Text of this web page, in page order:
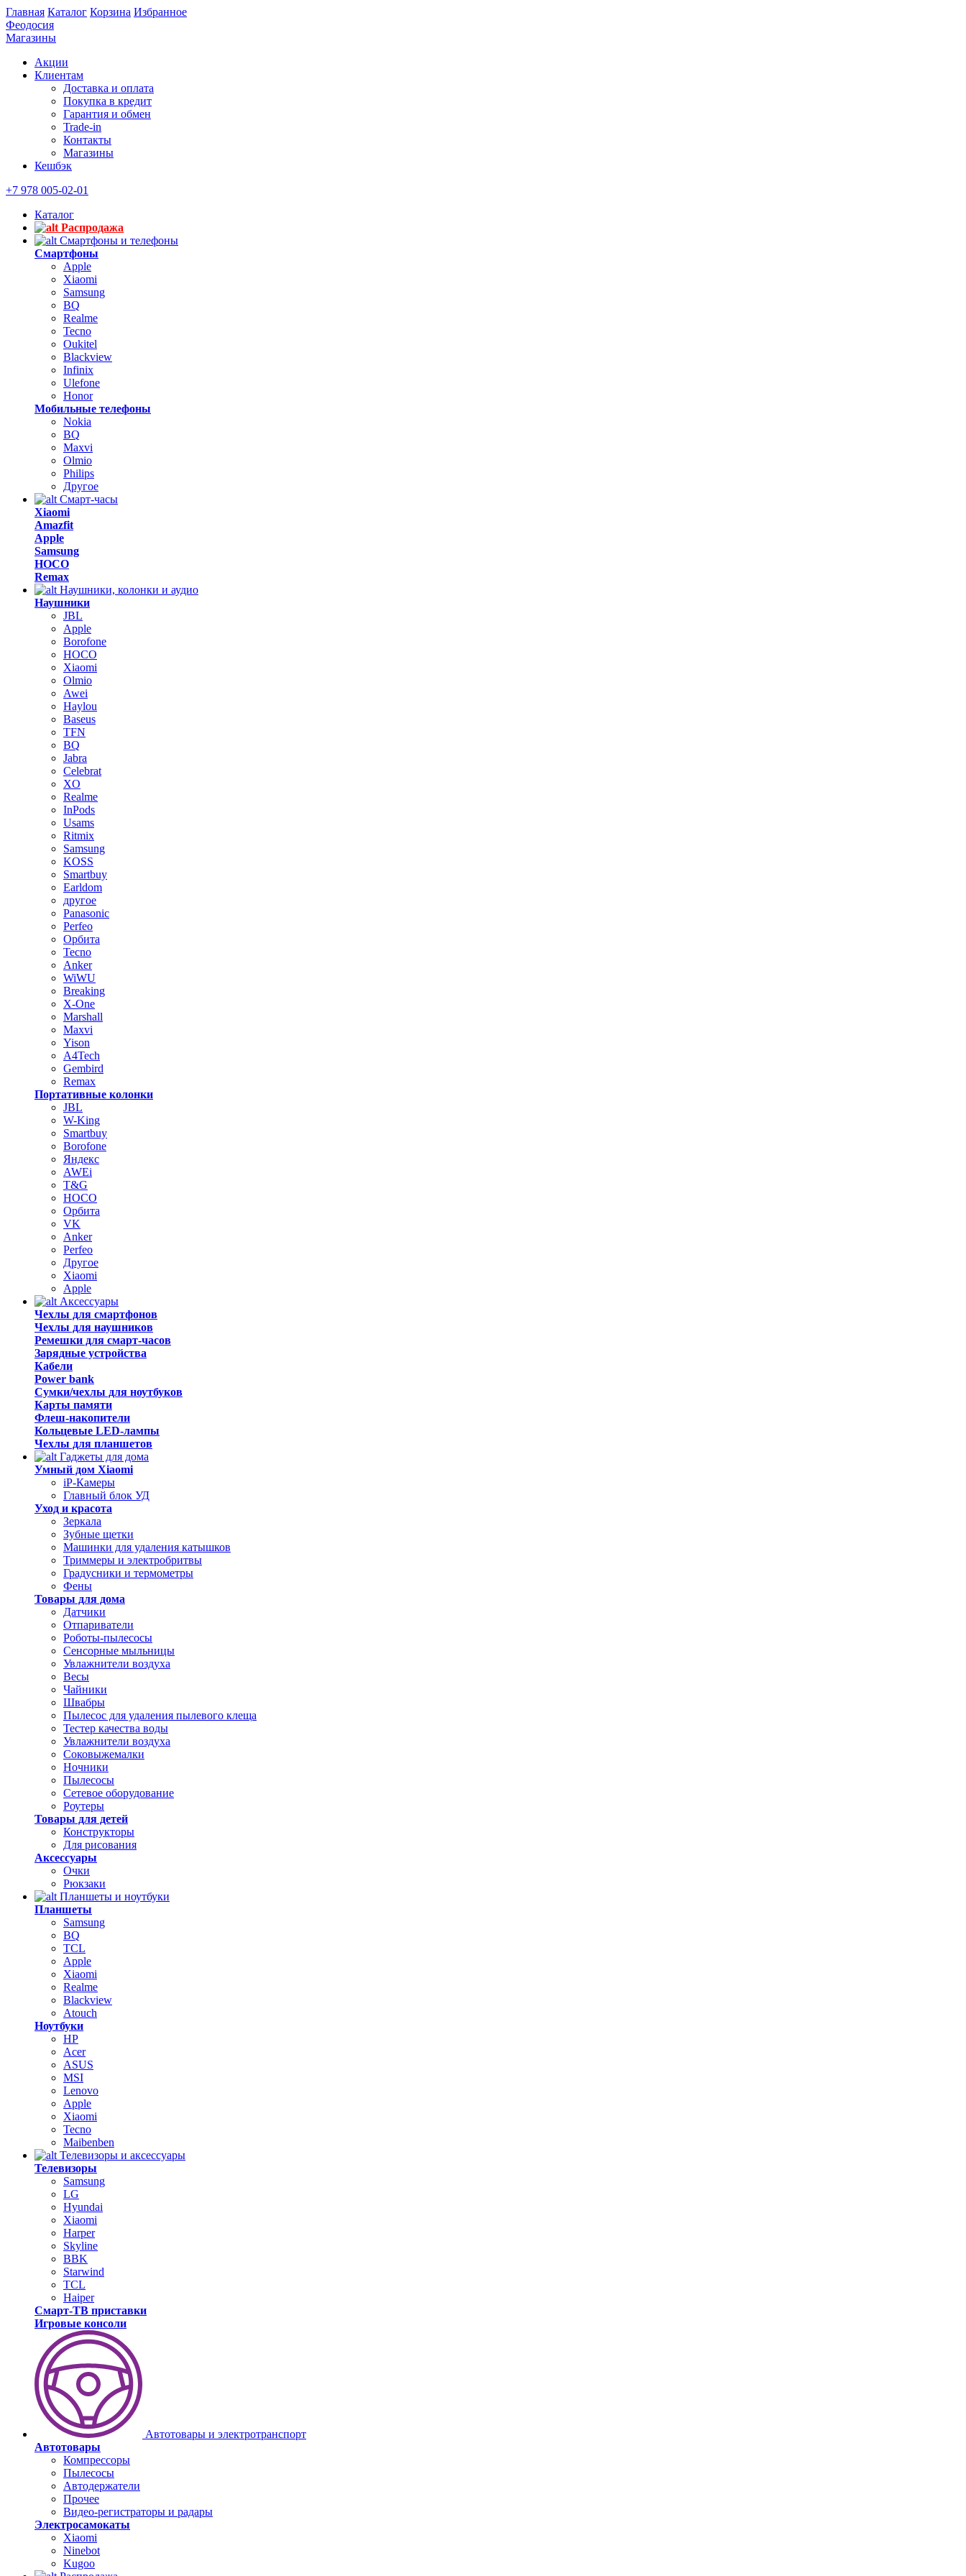
Главная Каталог Корзина Избранное
Феодосия
Магазины
Акции
Клиентам
Доставка и оплата
Покупка в кредит
Гарантия и обмен
Trade-in
Контакты
Магазины
Кешбэк
+7 978 005-02-01
Каталог
Распродажа
Смартфоны и телефоны
Смартфоны
Apple
Xiaomi
Samsung
BQ
Realme
Tecno
Oukitel
Blackview
Infinix
Ulefone
Honor
Мобильные телефоны
Nokia
BQ
Maxvi
Olmio
Philips
Другое
Смарт-часы
Xiaomi
Amazfit
Apple
Samsung
HOCO
Remax
Наушники, колонки и аудио
Наушники
JBL
Apple
Borofone
HOCO
Xiaomi
Olmio
Awei
Haylou
Baseus
TFN
BQ
Jabra
Celebrat
XO
Realme
InPods
Usams
Ritmix
Samsung
KOSS
Smartbuy
Earldom
другое
Panasonic
Perfeo
Орбита
Tecno
Anker
WiWU
Breaking
X-One
Marshall
Maxvi
Yison
A4Tech
Gembird
Remax
Портативные колонки
JBL
W-King
Smartbuy
Borofone
Яндекс
AWEi
T&G
HOCO
Орбита
VK
Anker
Perfeo
Другое
Xiaomi
Apple
Аксессуары
Чехлы для смартфонов
Чехлы для наушников
Ремешки для смарт-часов
Зарядные устройства
Кабели
Power bank
Сумки/чехлы для ноутбуков
Карты памяти
Флеш-накопители
Кольцевые LED-лампы
Чехлы для планшетов
Гаджеты для дома
Умный дом Xiaomi
iP-Камеры
Главный блок УД
Уход и красота
Зеркала
Зубные щетки
Машинки для удаления катышков
Триммеры и электробритвы
Градусники и термометры
Фены
Товары для дома
Датчики
Отпариватели
Роботы-пылесосы
Сенсорные мыльницы
Увлажнители воздуха
Весы
Чайники
Швабры
Пылесос для удаления пылевого клеща
Тестер качества воды
Увлажнители воздуха
Соковыжемалки
Ночники
Пылесосы
Сетевое оборудование
Роутеры
Товары для детей
Конструкторы
Для рисования
Аксессуары
Очки
Рюкзаки
Планшеты и ноутбуки
Планшеты
Samsung
BQ
TCL
Apple
Xiaomi
Realme
Blackview
Atouch
Ноутбуки
HP
Acer
ASUS
MSI
Lenovo
Apple
Xiaomi
Tecno
Maibenben
Телевизоры и аксессуары
Телевизоры
Samsung
LG
Hyundai
Xiaomi
Harper
Skyline
BBK
Starwind
TCL
Haiper
Смарт-ТВ приставки
Игровые консоли
Автотовары и электротранспорт
Автотовары
Компрессоры
Пылесосы
Автодержатели
Прочее
Видео-регистраторы и радары
Электросамокаты
Xiaomi
Ninebot
Kugoo